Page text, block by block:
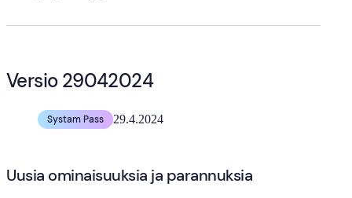
Versio 29042024
Systam Pass 29.4.2024
Uusia ominaisuuksia ja parannuksia